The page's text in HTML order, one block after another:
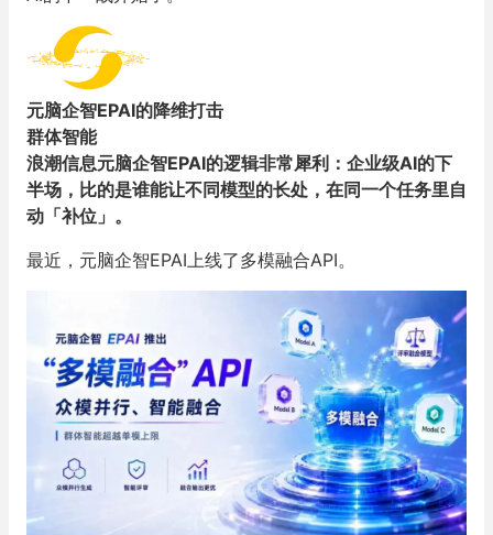
元脑企智EPAI的降维打击
群体智能
浪潮信息元脑企智EPAI的逻辑非常犀利：企业级AI的下
半场，比的是谁能让不同模型的长处，在同一个任务里自
动「补位」。
最近，元脑企智EPAI上线了多模融合API。